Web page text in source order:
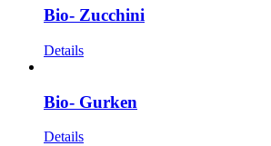
Bio- Zucchini
Details
Bio- Gurken
Details